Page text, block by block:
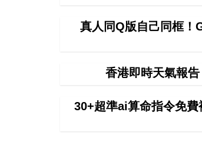
真人同Q版自己同框！
香港即時天氣報
30+超準ai算命指令免